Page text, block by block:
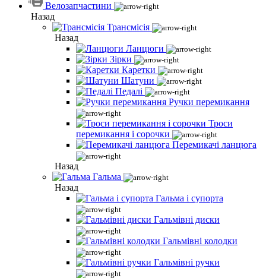
Велозапчастини
Назад
Трансмісія
Назад
Ланцюги
Зірки
Каретки
Шатуни
Педалі
Ручки перемикання
Троси
перемикання і сорочки
Перемикачі ланцюга
Назад
Гальма
Назад
Гальма і супорта
Гальмівні диски
Гальмівні колодки
Гальмівні ручки